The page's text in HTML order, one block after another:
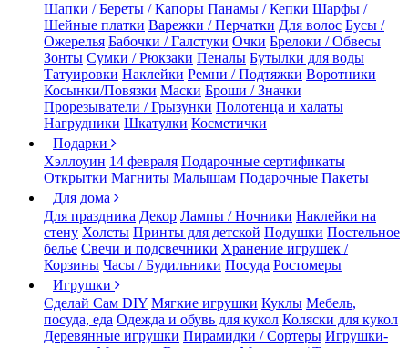
Шапки / Береты / Капоры Панамы / Кепки Шарфы /
Шейные платки Варежки / Перчатки Для волос Бусы /
Ожерелья Бабочки / Галстуки Очки Брелоки / Обвесы
Зонты Сумки / Рюкзаки Пеналы Бутылки для воды
Татуировки Наклейки Ремни / Подтяжки Воротники
Косынки/Повязки Маски Броши / Значки
Прорезыватели / Грызунки Полотенца и халаты
Нагрудники Шкатулки Косметички
Подарки
Хэллоуин 14 февраля Подарочные сертификаты
Открытки Магниты Малышам Подарочные Пакеты
Для дома
Для праздника Декор Лампы / Ночники Наклейки на
стену Холсты Принты для детской Подушки Постельное
белье Свечи и подсвечники Хранение игрушек /
Корзины Часы / Будильники Посуда Ростомеры
Игрушки
Сделай Сам DIY Мягкие игрушки Куклы Мебель,
посуда, еда Одежда и обувь для кукол Коляски для кукол
Деревянные игрушки Пирамидки / Сортеры Игрушки-